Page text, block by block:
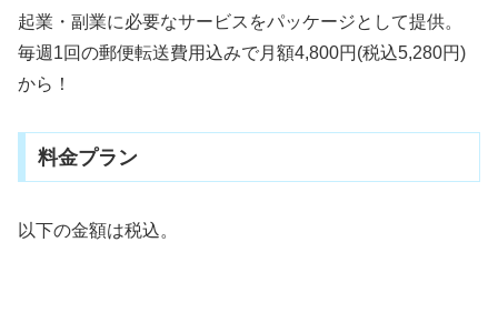
起業・副業に必要なサービスをパッケージとして提供。
毎週1回の郵便転送費用込みで月額4,800円(税込5,280円)
から！
料金プラン
以下の金額は税込。